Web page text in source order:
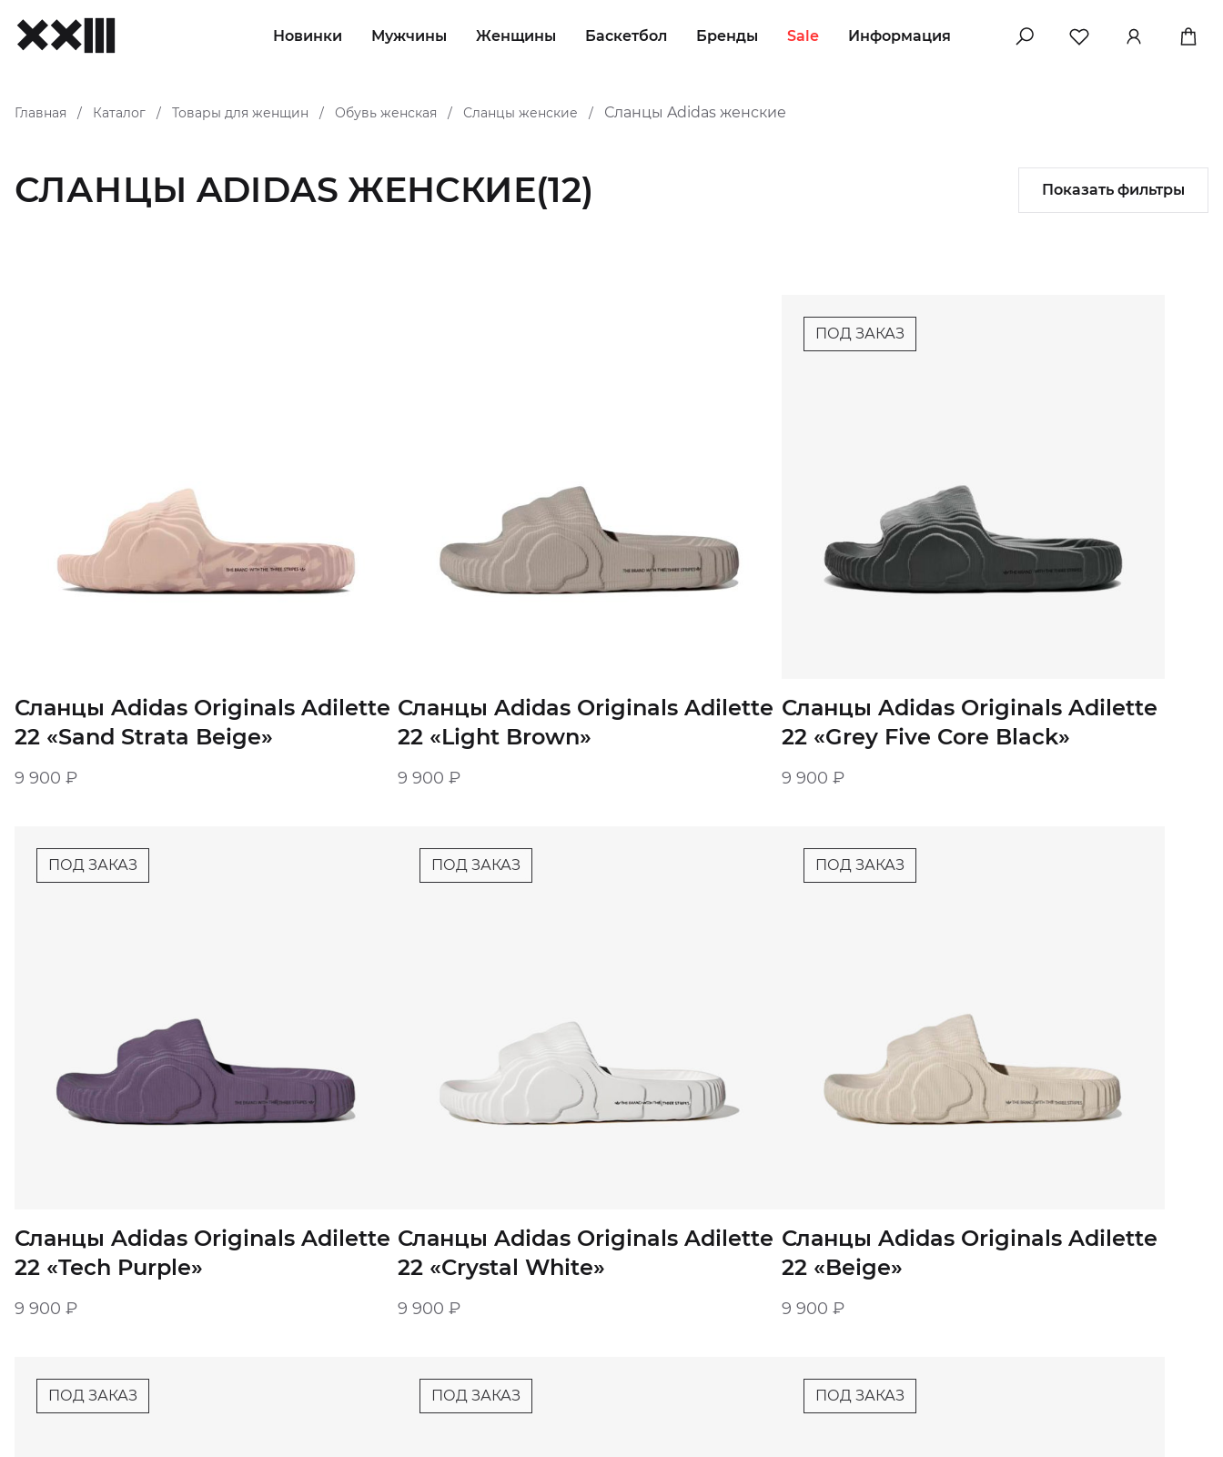
Новинки Мужчины Женщины Баскетбол Бренды Sale Информация
Главная / Каталог / Товары для женщин / Обувь женская / Сланцы женские / Сланцы Adidas женские
СЛАНЦЫ ADIDAS ЖЕНСКИЕ(12) Показать фильтры
Сланцы Adidas Originals Adilette
22 «Sand Strata Beige»‎
9 900 ₽
Сланцы Adidas Originals Adilette
22 «‎Light Brown»‎
9 900₽
ПОД ЗАКАЗ
Сланцы Adidas Originals Adilette
22 «Grey Five Core Black»‎
9 900 ₽
ПОД ЗАКАЗ
Сланцы Adidas Originals Adilette
22 «‎Tech Purple»‎
9 900 ₽
ПОД ЗАКАЗ
Сланцы Adidas Originals Adilette
22 «Crystal White»‎
9 900₽
ПОД ЗАКАЗ
Сланцы Adidas Originals Adilette
22 «Beige»‎
9 900 ₽
ПОД ЗАКАЗ ПОД ЗАКАЗ ПОД ЗАКАЗ